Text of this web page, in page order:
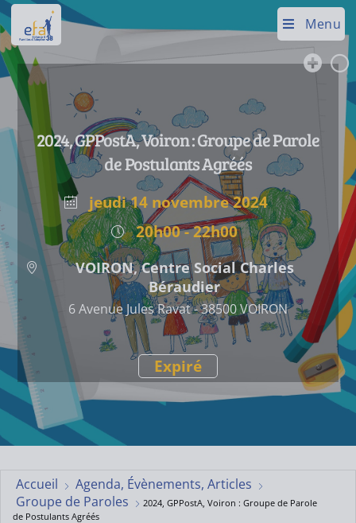
Menu
2024, GPPostA, Voiron : Groupe de Parole
de Postulants Agréés
jeudi 14 novembre 2024
Expiré
20h00 - 22h00
VOIRON, Centre Social Charles
Béraudier
6 Avenue Jules Ravat - 38500 VOIRON
Accueil
Agenda, Évènements, Articles
Groupe de Paroles
2024, GPPostA, Voiron : Groupe de Parole
de Postulants Agréés